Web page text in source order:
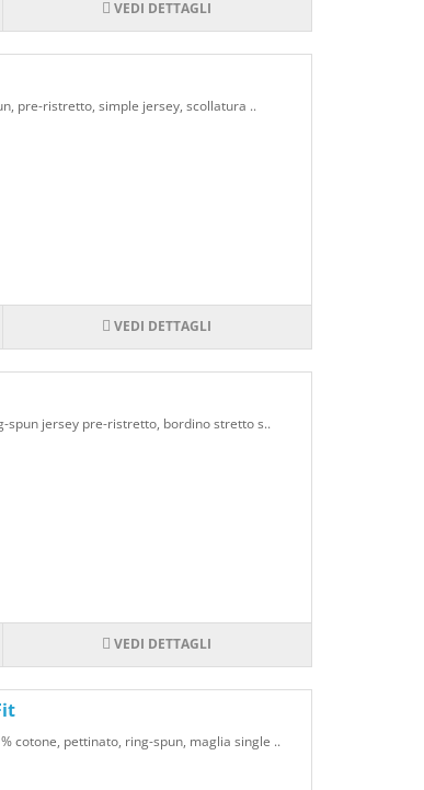
per esprimere il tuo stile
possibilità di creare design
dalla folla e lasciare
o promuovere il tuo marchio,
VEDI DETTAGLI
pre-ristretto, simple jersey, scollatura ..
VEDI DETTAGLI
spun jersey pre-ristretto, bordino stretto s..
VEDI DETTAGLI
cotone, pettinato, ring-spun, maglia single ..